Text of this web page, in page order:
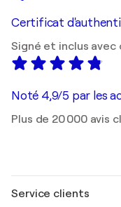
Certificat
Signé et inclus
Noté 4,9/5 par les
Plus de 20 000 avis
Service clients